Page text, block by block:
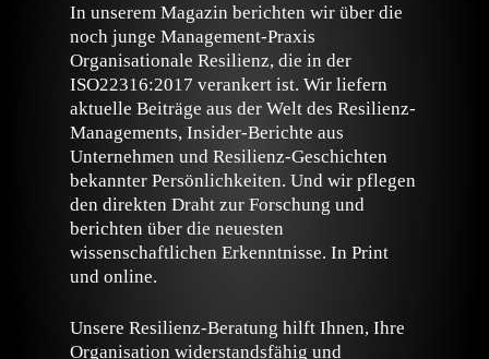
In unserem Magazin berichten wir über die
noch junge Management-Praxis
Organisationale Resilienz, die in der
ISO22316:2017 verankert ist. Wir liefern
aktuelle Beiträge aus der Welt des Resilienz-
Managements, Insider-Berichte aus
Unternehmen und Resilienz-Geschichten
bekannter Persönlichkeiten. Und wir pflegen
den direkten Draht zur Forschung und
berichten über die neuesten
wissenschaftlichen Erkenntnisse. In Print
und online.
Unsere Resilienz-Beratung hilft Ihnen, Ihre
Organisation widerstandsfähig und